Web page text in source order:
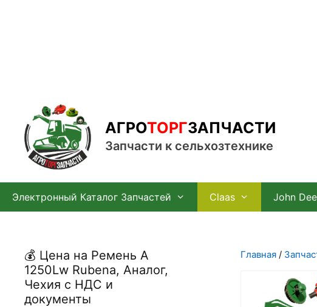
АГРОТОРГЗАПЧАСТИ
Запчасти к сельхозтехнике
Электронный Каталог Запчастей Claas John
Главная /
💰 Цена на Ремень А
1250Lw Rubena, Аналог,
Чехия с НДС и
документы